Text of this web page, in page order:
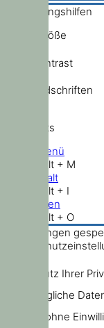
Bedienungshilfen
Schriftgröße
Hochkontrast
Standardschriften
Shortcuts
Hauptmenü
Shift + Alt + M
Zum Inhalt
Shift + Alt + I
Nach oben
Shift + Alt + O
Einstellungen
Der Schutz Ihrer
größtmögliche
werden ohne